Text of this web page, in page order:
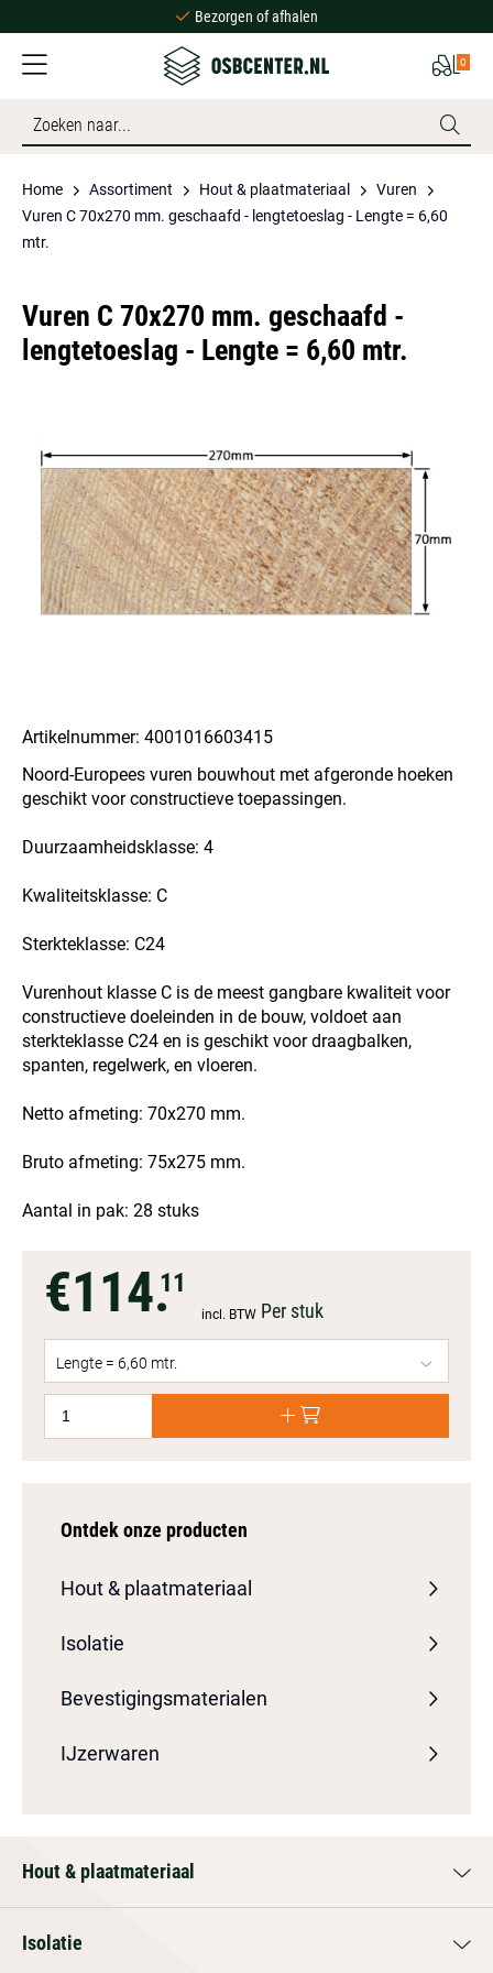
Bezorgen of afhalen
Ruime voorraad
0
Home Assortiment Hout & plaatmateriaal
Vuren
Vuren C 70x270 mm. geschaafd - lengtetoeslag - Lengte = 6,60
mtr.
Artikelnummer: 4001016603415
Noord-Europees vuren bouwhout met afgeronde hoeken
geschikt voor constructieve toepassingen.
Duurzaamheidsklasse: 4
Kwaliteitsklasse: C
Sterkteklasse: C24
Vurenhout klasse C is de meest gangbare kwaliteit voor
constructieve doeleinden in de bouw, voldoet aan
sterkteklasse C24 en is geschikt voor draagbalken,
spanten, regelwerk, en vloeren.
Netto afmeting: 70x270 mm.
Bruto afmeting: 75x275 mm.
Aantal in pak: 28 stuks
€114.11
incl. BTW Per stuk
Lengte = 6,60 mtr.
Vuren C 70x270 mm. geschaafd -
lengtetoeslag - Lengte = 6,60 mtr.
Ontdek onze producten
Hout & plaatmateriaal
Isolatie
Bevestigingsmaterialen
IJzerwaren
Hout & plaatmateriaal
Isolatie